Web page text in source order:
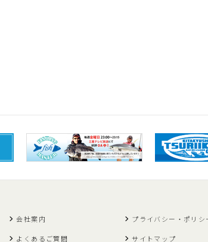
会社案内
よくあるご質問
プライバシー・ポリシ
サイトマップ